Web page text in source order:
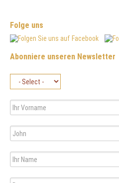
Folge uns
Abonniere unseren Newsletter